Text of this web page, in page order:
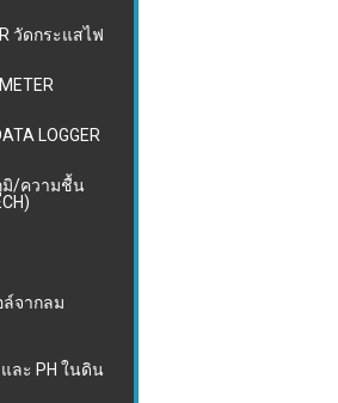
วัดกระแสไฟ
LOGGER
มิ/ความชื้น
ล์จากลม
ละ PH ในดิน